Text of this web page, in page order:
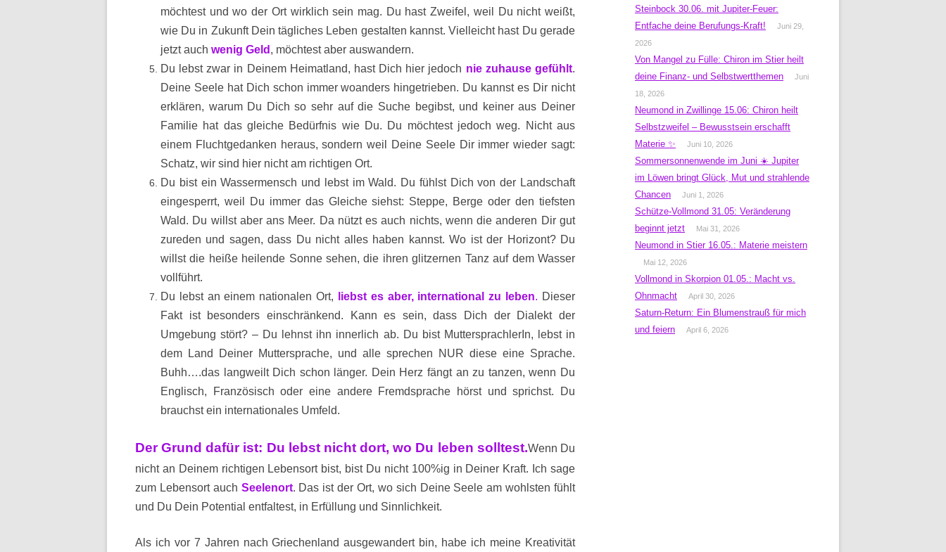
möchtest und wo der Ort wirklich sein mag. Du hast Zweifel, weil Du nicht weißt,
wie Du in Zukunft Dein tägliches Leben gestalten kannst. Vielleicht hast Du gerade
jetzt auch wenig Geld , möchtest aber auswandern.
Du lebst zwar in Deinem Heimatland, hast Dich hier jedoch nie zuhause gefühlt.
Deine Seele hat Dich schon immer woanders hingetrieben. Du kannst es Dir nicht
erklären, warum Du Dich so sehr auf die Suche begibst, und keiner aus Deiner
Familie hat das gleiche Bedürfnis wie Du. Du möchtest jedoch weg. Nicht aus
einem Fluchtgedanken heraus, sondern weil Deine Seele Dir immer wieder sagt:
Schatz, wir sind hier nicht am richtigen Ort.
Du bist ein Wassermensch und lebst im Wald. Du fühlst Dich von der Landschaft
eingesperrt, weil Du immer das Gleiche siehst: Steppe, Berge oder den tiefsten
Wald. Du willst aber ans Meer. Da nützt es auch nichts, wenn die anderen Dir gut
zureden und sagen, dass Du nicht alles haben kannst. Wo ist der Horizont? Du
willst die heiße heilende Sonne sehen, die ihren glitzernen Tanz auf dem Wasser
vollführt.
Du lebst an einem nationalen Ort,
liebst es aber, international zu leben. Dieser
Fakt ist besonders einschränkend. Kann es sein, dass Dich der Dialekt der
Umgebung stört? – Du lehnst ihn innerlich ab. Du bist MuttersprachlerIn, lebst in
dem Land Deiner Muttersprache, und alle sprechen NUR diese eine Sprache.
Buhh….das langweilt Dich schon länger. Dein Herz fängt an zu tanzen, wenn Du
Englisch, Französisch oder eine andere Fremdsprache hörst und sprichst. Du
brauchst ein internationales Umfeld.
Der Grund dafür ist: Du lebst nicht dort, wo Du leben solltest.Wenn Du
nicht an Deinem richtigen Lebensort bist, bist Du nicht 100%ig in Deiner Kraft. Ich sage
zum Lebensort auch Seelenort. Das ist der Ort, wo sich Deine Seele am wohlsten fühlt
und Du Dein Potential entfaltest, in Erfüllung und Sinnlichkeit.
Als ich vor 7 Jahren nach Griechenland ausgewandert bin, habe ich meine Kreativität
Steinbock 30.06. mit Jupiter-Feuer:
Entfache deine Berufungs-Kraft!
Juni 29,
2026
Von Mangel zu Fülle: Chiron im Stier heilt
deine Finanz- und Selbstwertthemen
Juni
18, 2026
Neumond in Zwillinge 15.06: Chiron heilt
Selbstzweifel – Bewusstsein erschafft
Materie ✨
Juni 10, 2026
Sommersonnenwende im Juni ☀️ Jupiter
im Löwen bringt Glück, Mut und strahlende
Chancen
Juni 1, 2026
Schütze-Vollmond 31.05: Veränderung
beginnt jetzt
Mai 31, 2026
Neumond in Stier 16.05.: Materie meistern
Mai 12, 2026
Vollmond in Skorpion 01.05.: Macht vs.
Ohnmacht
April 30, 2026
Saturn-Return: Ein Blumenstrauß für mich
und feiern
April 6, 2026